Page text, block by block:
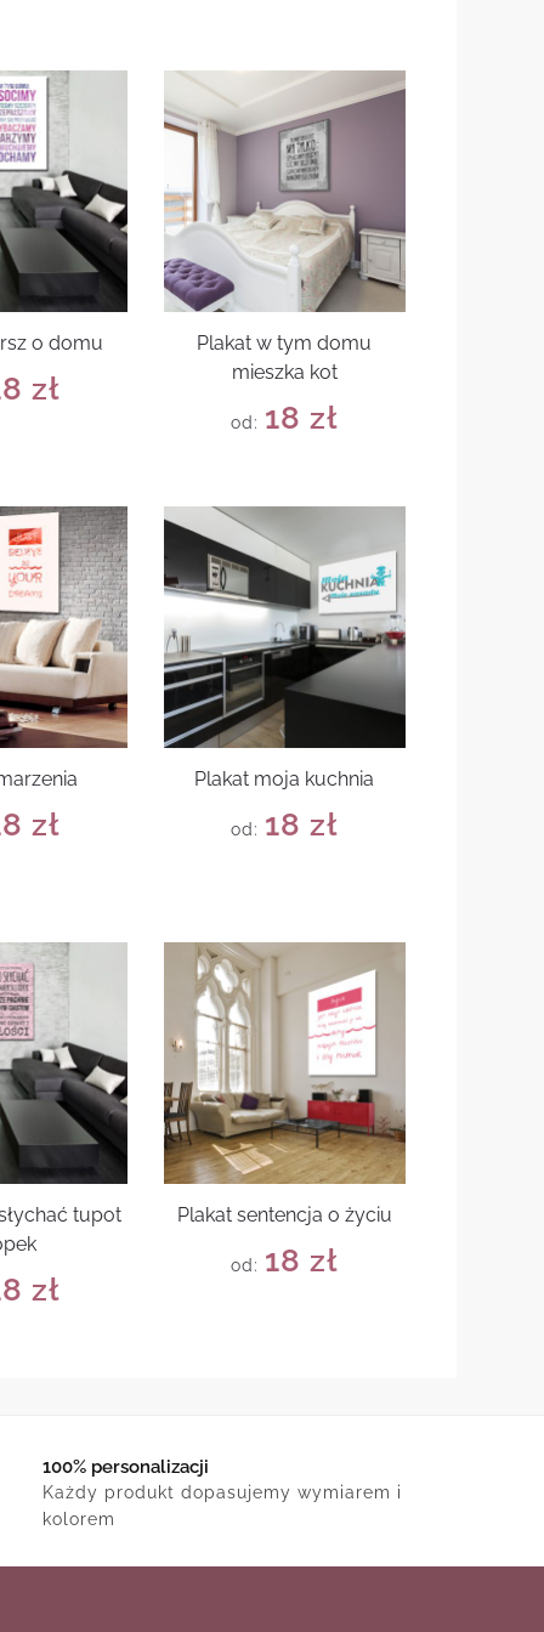
o domu
zł
Plakat w tym domu
mieszka kot
od: 18zł
zł
Plakat moja kuchnia
od: 18zł
tupot
zł
Plakat sentencja o życiu
od: 18zł
100% personalizacji
Każdy produkt dopasujemy wymiarem i
kolorem